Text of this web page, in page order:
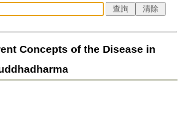
Concepts of the Disease in